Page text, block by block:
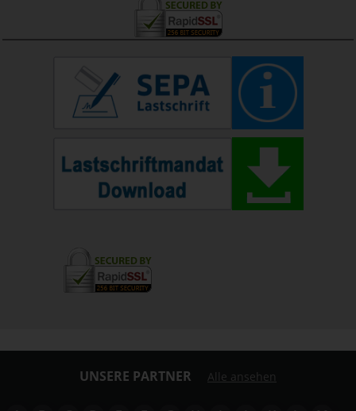
UNSERE PARTNER Alle ansehen